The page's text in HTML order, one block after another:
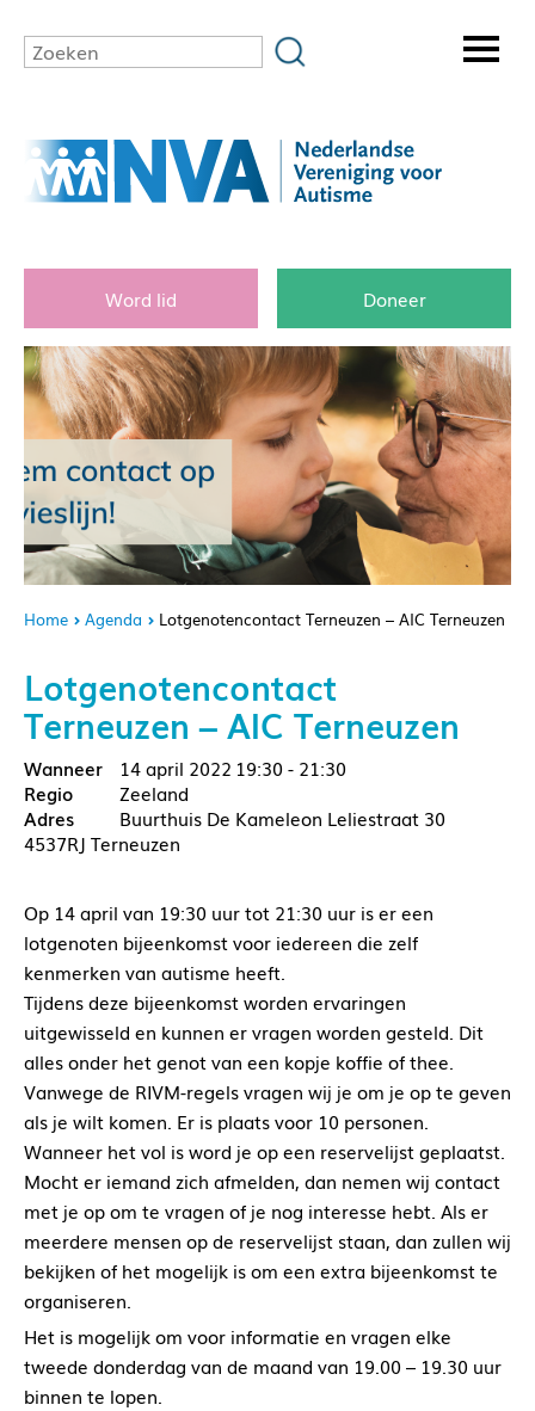
Word lid Doneer
Home Agenda Lotgenotencontact Terneuzen – AIC Terneuzen
Lotgenotencontact
Terneuzen – AIC Terneuzen
14 april 2022 19:30 - 21:30
Zeeland
Buurthuis De Kameleon Leliestraat 30
4537RJ Terneuzen
Op 14 april van 19:30 uur tot 21:30 uur is er een
lotgenoten bijeenkomst voor iedereen die zelf
kenmerken van autisme heeft.
Tijdens deze bijeenkomst worden ervaringen
uitgewisseld en kunnen er vragen worden gesteld. Dit
alles onder het genot van een kopje koffie of thee.
Vanwege de RIVM-regels vragen wij je om je op te geven
als je wilt komen. Er is plaats voor 10 personen.
Wanneer het vol is word je op een reservelijst geplaatst.
Mocht er iemand zich afmelden, dan nemen wij contact
met je op om te vragen of je nog interesse hebt. Als er
meerdere mensen op de reservelijst staan, dan zullen wij
bekijken of het mogelijk is om een extra bijeenkomst te
organiseren.
Het is mogelijk om voor informatie en vragen elke
tweede donderdag van de maand van 19.00 – 19.30 uur
binnen te lopen.